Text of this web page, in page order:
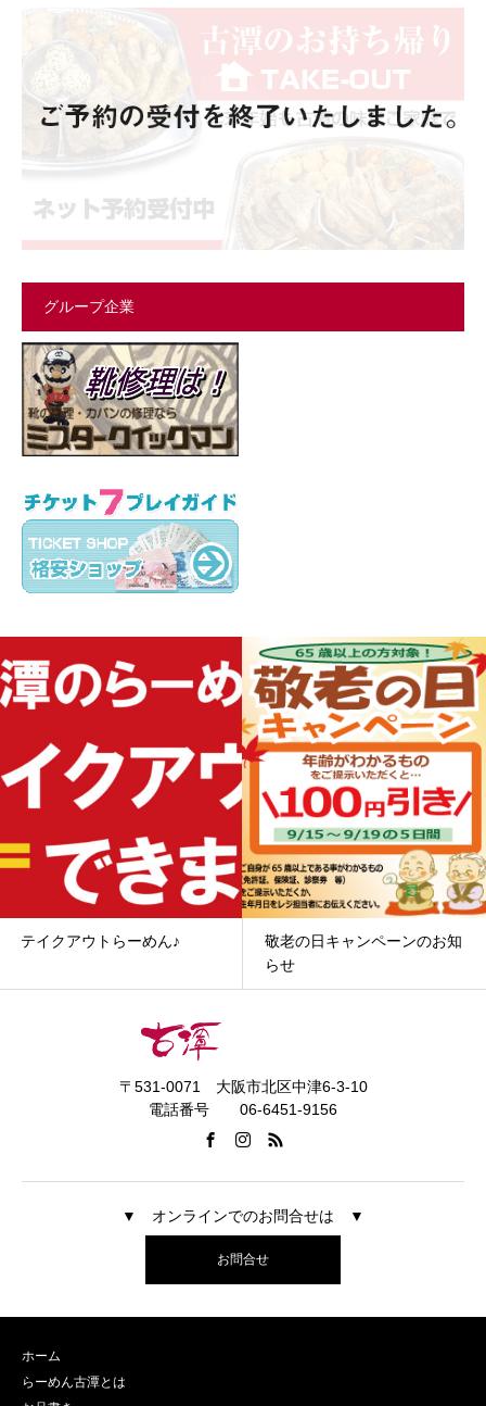
グループ企業
テイクアウトらーめん♪
敬老の日キャンペーンのお知
らせ
〒531-0071 大阪市北区中津6-3-10
電話番号 06-6451-9156
▼ オンラインでのお問合せは ▼
お問合せ
ホーム
らーめん古潭とは